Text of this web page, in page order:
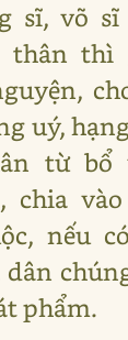
sĩ, võ
thân thì
uý,
từ bổ
chia
nếu
dân
phẩm.